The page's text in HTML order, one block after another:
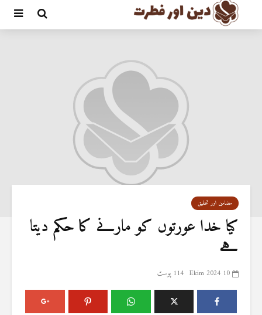
مضامین اور تحقیق
کیا خدا عورتوں کو مارنے کا حکم دیتا
ہے
10 Ekim 2024 114 پوسٹ